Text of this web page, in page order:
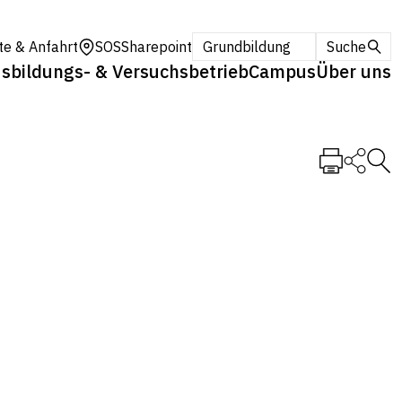
& Anfahrt SOSSharepoint Grundbildung Suche
& VersuchsbetriebCampusÜber uns